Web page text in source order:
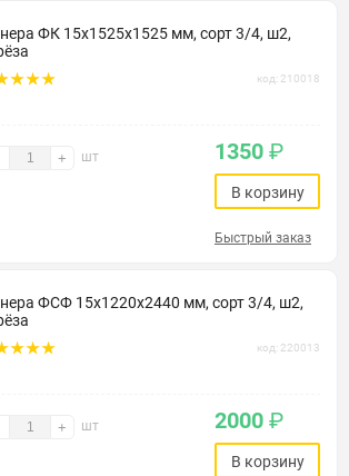
ФК 15х1525х1525 мм, сорт 3/4, ш2,
код: 210018
+ шт 1350 ₽
В корзину
Быстрый заказ
ФСФ 15х1220х2440 мм, сорт 3/4, ш2,
код: 220013
+ шт 2000 ₽
В корзину